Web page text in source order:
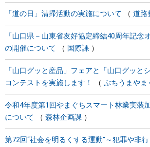
「道の日」清掃活動の実施について 道路
「山口県－山東省友好協定締結40周年記念
の開催について
国際課
「山口グッと産品」フェアと「山口グッと
コンテストを実施します！
ぶちうまやま
令和4年度第1回やまぐちスマート林業実装
について
森林企画課
第72回“社会を明るくする運動”～犯罪や非